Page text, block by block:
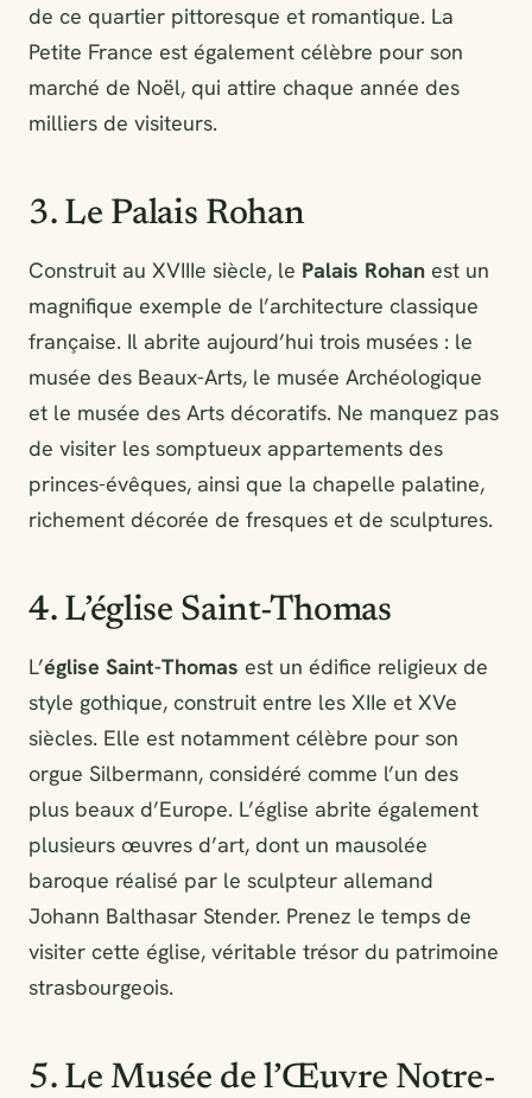
de ce quartier pittoresque et romantique. La
Petite France est également célèbre pour son
marché de Noël, qui attire chaque année des
milliers de visiteurs.
3. Le Palais Rohan
Construit au XVIIIe siècle, le Palais Rohan est un
magnifique exemple de l’architecture classique
française. Il abrite aujourd’hui trois musées : le
musée des Beaux-Arts, le musée Archéologique
et le musée des Arts décoratifs. Ne manquez pas
de visiter les somptueux appartements des
princes-évêques, ainsi que la chapelle palatine,
richement décorée de fresques et de sculptures.
4. L’église Saint-Thomas
L’église Saint-Thomas est un édifice religieux de
style gothique, construit entre les XIIe et XVe
siècles. Elle est notamment célèbre pour son
orgue Silbermann, considéré comme l’un des
plus beaux d’Europe. L’église abrite également
plusieurs œuvres d’art, dont un mausolée
baroque réalisé par le sculpteur allemand
Johann Balthasar Stender. Prenez le temps de
visiter cette église, véritable trésor du patrimoine
strasbourgeois.
5. Le Musée de l’Œuvre Notre-